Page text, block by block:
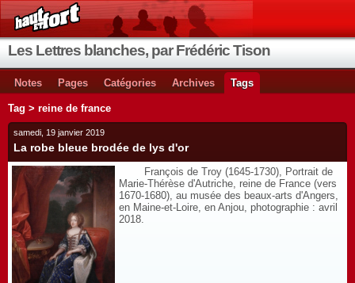
Les Lettres blanches, par Frédéric Tison
Notes Pages Catégories Archives Tags
Tag > reine de france
samedi, 19 janvier 2019
La robe bleue brodée de lys d'or
François de Troy (1645-1730), Portrait de
Marie-Thérèse d'Autriche, reine de France (vers
1670-1680), au musée des beaux-arts d'Angers,
en Maine-et-Loire, en Anjou, photographie : avril
2018.